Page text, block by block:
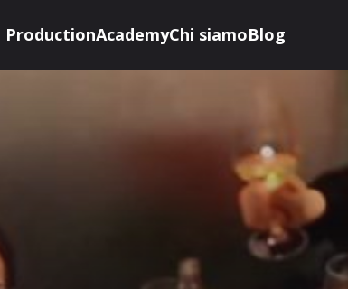
ProductionAcademyChi siamoBlog